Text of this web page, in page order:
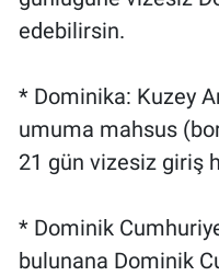
edebilirsin.
* Dominika: Kuzey
umuma mahsus
21 gün vizesiz giriş
* Dominik
bulunana Dominik